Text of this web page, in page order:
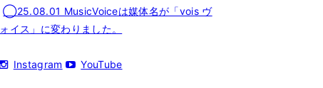
◯25.08.01 MusicVoiceは媒体名が「vois ヴ
ォイス」に変わりました。
Instagram YouTube